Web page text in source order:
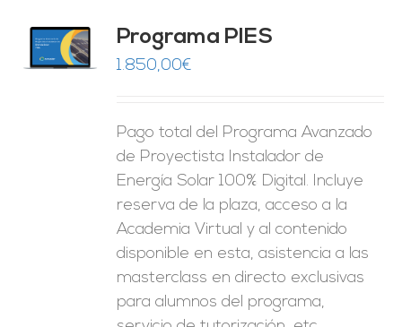
Programa PIES
1.850,00€
Pago total del Programa Avanzado
de Proyectista Instalador de
Energía Solar 100% Digital. Incluye
reserva de la plaza, acceso a la
Academia Virtual y al contenido
disponible en esta, asistencia a las
masterclass en directo exclusivas
para alumnos del programa,